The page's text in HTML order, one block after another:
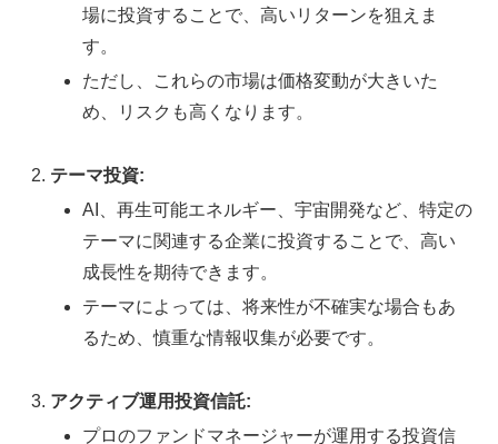
場に投資することで、高いリターンを狙えま
す。
ただし、これらの市場は価格変動が大きいた
め、リスクも高くなります。
テーマ投資:
AI、再生可能エネルギー、宇宙開発など、特定の
テーマに関連する企業に投資することで、高い
成長性を期待できます。
テーマによっては、将来性が不確実な場合もあ
るため、慎重な情報収集が必要です。
アクティブ運用投資信託:
プロのファンドマネージャーが運用する投資信